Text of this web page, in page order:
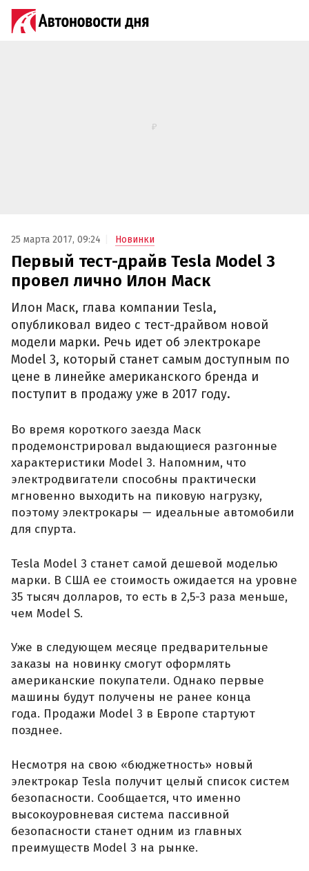
25 марта 2017, 09:24 Новинки
Первый тест-драйв Tesla Model 3
провел лично Илон Маск
Илон Маск, глава компании Tesla,
опубликовал видео с тест-драйвом новой
модели марки. Речь идет об электрокаре
Model 3, который станет самым доступным по
цене в линейке американского бренда и
поступит в продажу уже в 2017 году.
Во время короткого заезда Маск
продемонстрировал выдающиеся разгонные
характеристики Model 3. Напомним, что
электродвигатели способны практически
мгновенно выходить на пиковую нагрузку,
поэтому электрокары — идеальные автомобили
для спурта.
Tesla Model 3 станет самой дешевой моделью
марки. В США ее стоимость ожидается на уровне
35 тысяч долларов, то есть в 2,5-3 раза меньше,
чем Model S.
Уже в следующем месяце предварительные
заказы на новинку смогут оформлять
американские покупатели. Однако первые
машины будут получены не ранее конца
года. Продажи Model 3 в Европе стартуют
позднее.
Несмотря на свою «бюджетность» новый
электрокар Tesla получит целый список систем
безопасности. Сообщается, что именно
высокоуровневая система пассивной
безопасности станет одним из главных
преимуществ Model 3 на рынке.